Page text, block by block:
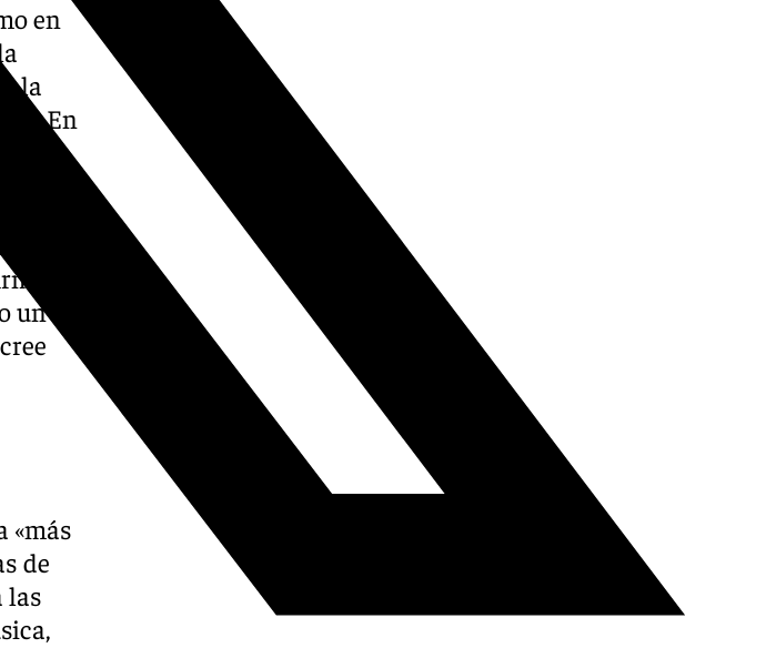
en
la
En
un
«más
de
las